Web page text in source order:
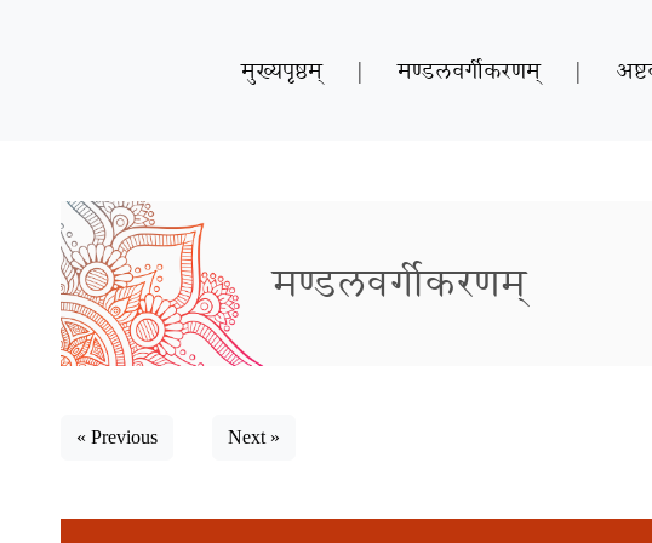
मुख्यपृष्ठम् | मण्डलवर्गीकरणम् |
मण्डलवर्गीकरणम्
« Previous Next »